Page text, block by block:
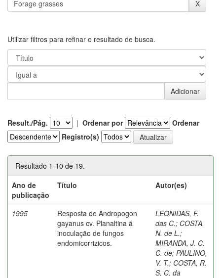
Utilizar filtros para refinar o resultado de busca.
Result./Pág. | Ordenar por
Ordenar
Registro(s)
Resultado 1-10 de 19.
Ano de
publicação
Título Autor(es)
1995
Resposta de Andropogon
gayanus cv. Planaltina á
inoculação de fungos
endomicorrizicos.
LEÔNIDAS, F.
das C.; COSTA,
N. de L.;
MIRANDA, J. C.
C. de; PAULINO,
V. T.; COSTA, R.
S. C. da